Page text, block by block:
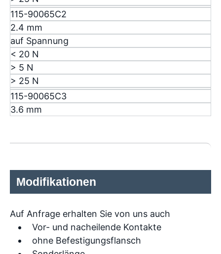
115-90065C2
2.4 mm
auf Spannung
< 20 N
> 5 N
> 25 N
115-90065C3
3.6 mm
Modifikationen
Auf Anfrage erhalten Sie von uns auch
Vor- und nacheilende Kontakte
ohne Befestigungsflansch